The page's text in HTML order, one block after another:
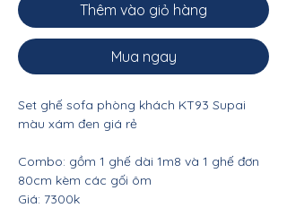
Thêm vào giỏ hàng
Mua ngay
Set ghế sofa phòng khách KT93 Supai
màu xám đen giá rẻ
Combo: gồm 1 ghế dài 1m8 và 1 ghế đơn
80cm kèm các gối ôm
Giá: 7300k